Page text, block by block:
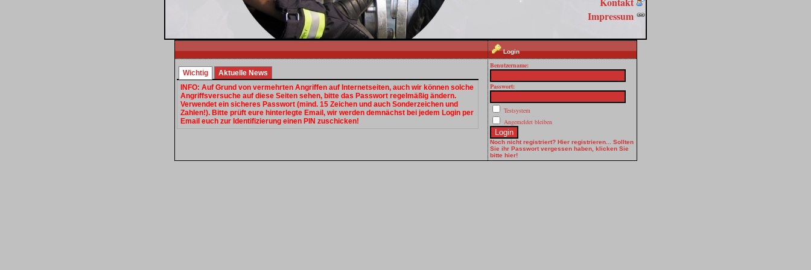
Impressum
Login
Wichtig
Aktuelle News
INFO: Auf Grund von vermehrten Angriffen auf Internetseiten, auch wir können solche
Angriffsversuche auf diese Seiten sehen, bitte das Passwort regelmäßig ändern.
Verwendet ein sicheres Passwort (mind. 15 Zeichen und auch Sonderzeichen und
Zahlen!). Bitte prüft eure hinterlegte Email, wir werden demnächst bei jedem Login per
Email euch zur Identifizierung einen PIN zuschicken!
Benutzername:
Passwort:
Testsystem
Angemeldet bleiben
Noch nicht registriert? Hier registrieren... Sollten
Sie ihr Passwort vergessen haben, klicken Sie
bitte hier!